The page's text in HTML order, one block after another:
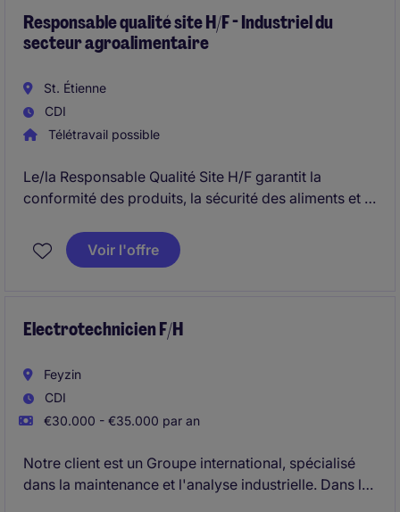
Itinérant (H/F) basé près de Lyon pour assurer la
maintenance et la réparation de machines chez ses
Responsable qualité site H/F - Industriel du
secteur agroalimentaire
St. Étienne
CDI
Télétravail possible
Le/la Responsable Qualité Site H/F garantit la
conformité des produits, la sécurité des aliments et la
Saint-Etienne, le/la Responsable Qualité Site H/F
accompagne les équipes terrain, pilote les
Voir l'offre
Electrotechnicien F/H
Feyzin
CDI
€30.000 - €35.000 par an
Notre client est un Groupe international, spécialisé
dans la maintenance et l'analyse industrielle. Dans le